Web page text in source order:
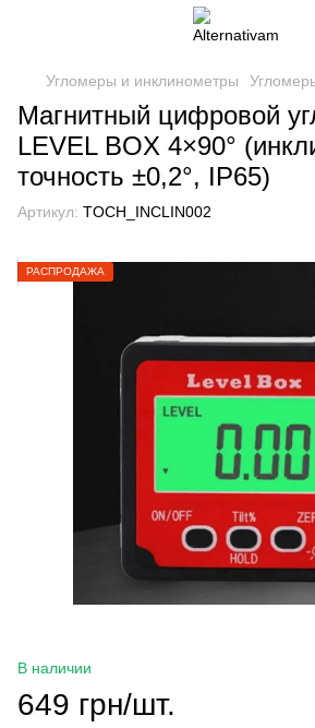
Угломеры и инклинометры
Магнитный цифровой
LEVEL BOX 4×90°
точность ±0,2°, IP65)
Артикул: TOCH_INCLIN002
РАСПРОДАЖА
В наличии
649 грн/шт.